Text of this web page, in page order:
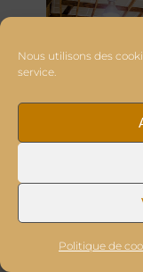
Nous utilisons des
service.
Politique de